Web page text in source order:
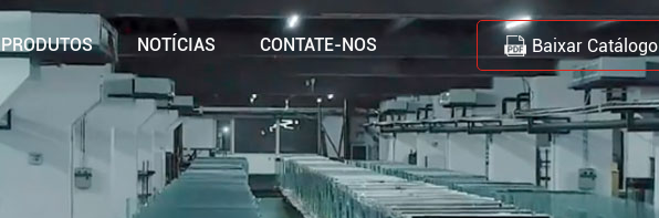
PRODUTOS NOTÍCIAS CONTATE-NOS Baixar Catálogo